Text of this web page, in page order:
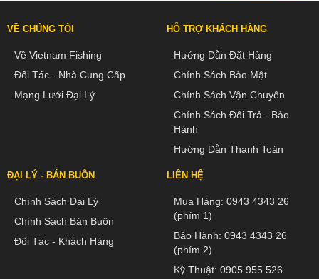
VỀ CHÚNG TÔI
Về Vietnam Fishing
Đối Tác - Nhà Cung Cấp
Mạng Lưới Đại Lý
HỖ TRỢ KHÁCH HÀNG
Hướng Dẫn Đặt Hàng
Chính Sách Bảo Mật
Chính Sách Vận Chuyển
Chính Sách Đổi Trả - Bảo
Hành
Hướng Dẫn Thanh Toán
ĐẠI LÝ - BÁN BUÔN
Chính Sách Đại Lý
Chính Sách Bán Buôn
Đối Tác - Khách Hàng
LIÊN HỆ
Mua Hàng: 0943 4343 26
(phím 1)
Bảo Hành: 0943 4343 26
(phím 2)
Kỹ Thuật: 0905 955 526